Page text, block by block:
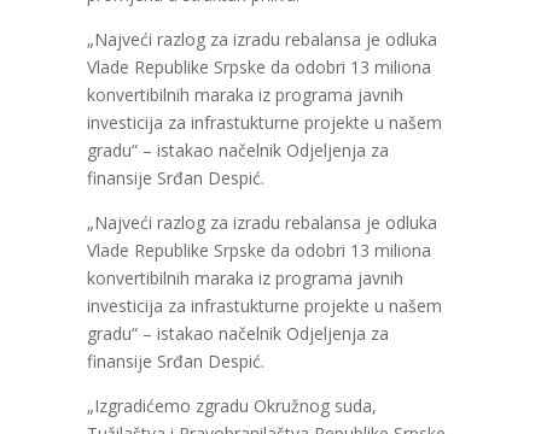
„Najveći razlog za izradu rebalansa je odluka
Vlade Republike Srpske da odobri 13 miliona
konvertibilnih maraka iz programa javnih
investicija za infrastukturne projekte u našem
gradu“ – istakao načelnik Odjeljenja za
finansije Srđan Despić.
„Najveći razlog za izradu rebalansa je odluka
Vlade Republike Srpske da odobri 13 miliona
konvertibilnih maraka iz programa javnih
investicija za infrastukturne projekte u našem
gradu“ – istakao načelnik Odjeljenja za
finansije Srđan Despić.
„Izgradićemo zgradu Okružnog suda,